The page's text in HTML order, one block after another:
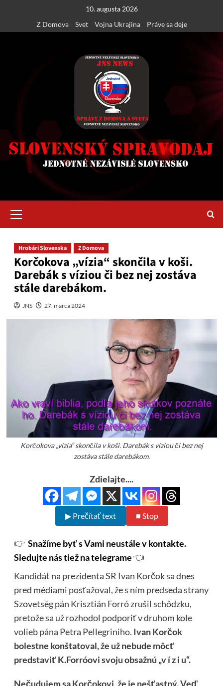
content
10. augusta 2026
Z Domova
Svet Vojna Ukrajina Práve sa deje
Menu
Hrobári Slovenska Z Domova
Korčokova „vízia“ skončila v koši.
Darebák s víziou či bez nej zostáva
stále darebákom.
JNS 27. marca 2024
Korčokova „vízia“ skončila v koši. Darebák s víziou či bez nej
zostáva stále darebákom.
Zdielajte....
▶ Prečítať text ■ Stop
👉 Snažíme byť s Vami neustále v kontakte.
Sledujte nás tiež na telegrame👈
Kandidát na prezidenta SR Ivan Korčok sa dnes
pred médiami posťažoval, že s ním predseda strany
Szovetség pán Krisztián Forró zrušil schôdzku,
pretože sa už rozhodol podporiť v druhom kole
volieb pána Petra Pellegriniho. Ivan Korčok
bolestne konštatoval, že už nebude môcť
predstaviť K.Forróovi svoju obsažnú „v í z i u“.
Nečudujem sa Korčokovi, že je nešťastný. Veď